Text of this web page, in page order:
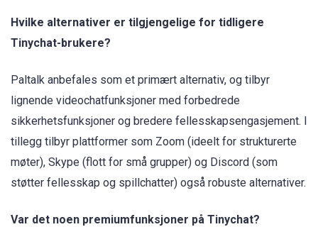
Hvilke alternativer er tilgjengelige for tidligere
Tinychat-brukere?
Paltalk anbefales som et primært alternativ, og tilbyr
lignende videochatfunksjoner med forbedrede
sikkerhetsfunksjoner og bredere fellesskapsengasjement. I
tillegg tilbyr plattformer som Zoom (ideelt for strukturerte
møter), Skype (flott for små grupper) og Discord (som
støtter fellesskap og spillchatter) også robuste alternativer.
Var det noen premiumfunksjoner på Tinychat?